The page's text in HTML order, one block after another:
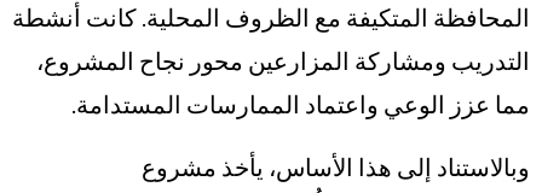
المحافظة المتكيفة مع الظروف المحلية. كانت أنشطة
التدريب ومشاركة المزارعين محور نجاح المشروع،
مما عزز الوعي واعتماد الممارسات المستدامة.
وبالاستناد إلى هذا الأساس، يأخذ مشروع